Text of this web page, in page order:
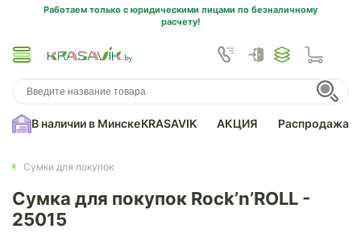
Работаем только с юридическими лицами по безналичному
расчету!
В наличии в МинскеKRASAVIK АКЦИЯ Распродажа
Сумки для покупок
Сумка для покупок Rock’n’ROLL -
25015